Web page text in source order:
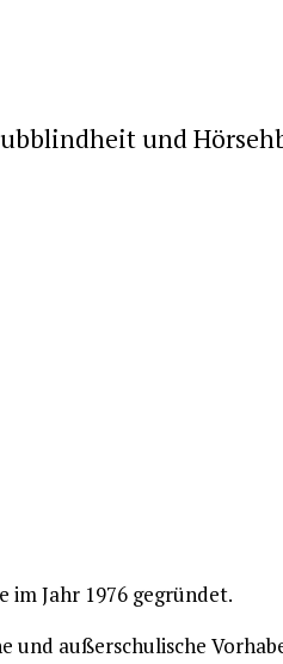
und
im Jahr 1976 gegründet.
und außerschulische